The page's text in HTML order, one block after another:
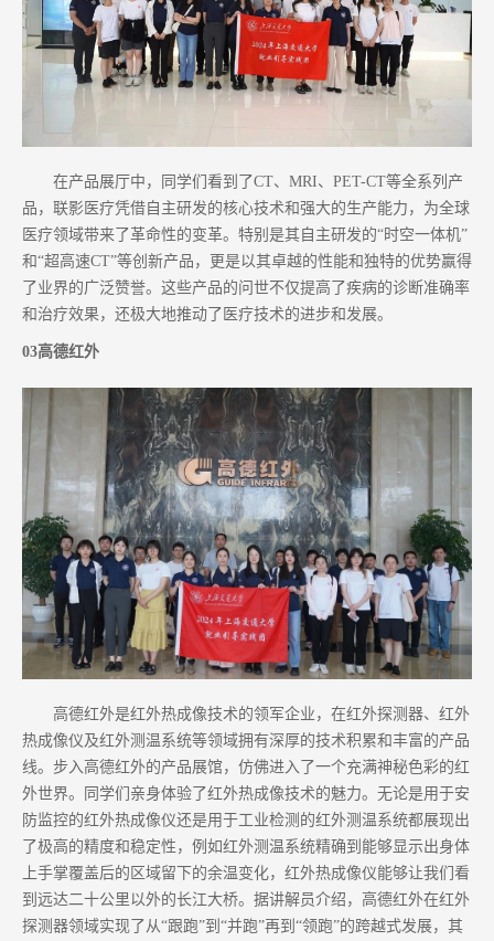
在产品展厅中，同学们看到了CT、MRI、PET-CT等全系列产
品，联影医疗凭借自主研发的核心技术和强大的生产能力，为全球
医疗领域带来了革命性的变革。特别是其自主研发的“时空一体机”
和“超高速CT”等创新产品，更是以其卓越的性能和独特的优势赢得
了业界的广泛赞誉。这些产品的问世不仅提高了疾病的诊断准确率
和治疗效果，还极大地推动了医疗技术的进步和发展。
03高德红外
高德红外是红外热成像技术的领军企业，在红外探测器、红外
热成像仪及红外测温系统等领域拥有深厚的技术积累和丰富的产品
线。步入高德红外的产品展馆，仿佛进入了一个充满神秘色彩的红
外世界。同学们亲身体验了红外热成像技术的魅力。无论是用于安
防监控的红外热成像仪还是用于工业检测的红外测温系统都展现出
了极高的精度和稳定性，例如红外测温系统精确到能够显示出身体
上手掌覆盖后的区域留下的余温变化，红外热成像仪能够让我们看
到远达二十公里以外的长江大桥。据讲解员介绍，高德红外在红外
探测器领域实现了从“跟跑”到“并跑”再到“领跑”的跨越式发展，其